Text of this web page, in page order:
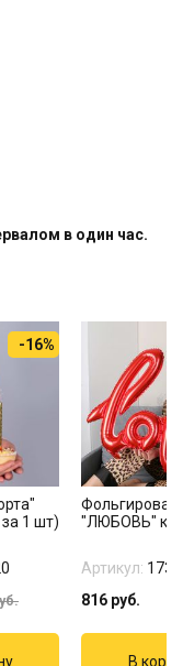
в один час.
-16%
1 шт)
"ЛЮБОВЬ"
Артикул:
816 руб.